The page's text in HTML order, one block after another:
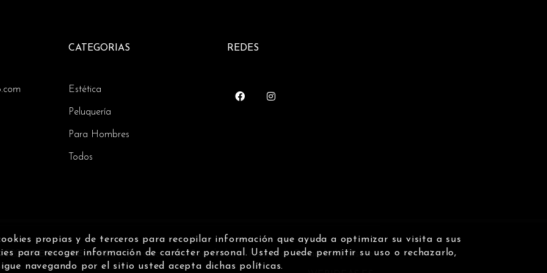
CATEGORIAS
Estética
Peluquería
Para Hombres
Todos
REDES
GREMIO REINOSO|Devoluciones y Reembolsos| Política de Privacidad |Diseño
propias y de terceros para recopilar información que ayuda a optimizar su visita a sus
para recoger información de carácter personal. Usted puede permitir su uso o rechazarlo,
navegando por el sitio usted acepta dichas políticas.